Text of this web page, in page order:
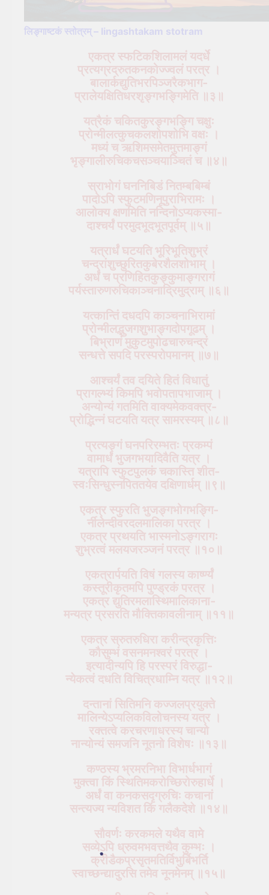
लिङ्गाष्टकं स्तोत्रम् – lingashtakam stotram
एकत्र स्फटिकशिलामलं यदर्धे
प्रत्यग्रद्रुतकनकोज्ज्वलं परत्र ।
बालार्कद्युतिभरपिञ्जरैकभाग-
प्रालेयक्षितिधरश‍ृङ्गभङ्गिमेति ॥३॥
यत्रैकं चकितकुरङ्गभङ्गि चक्षुः
प्रोन्मीलत्कुचकलशोपशोभि वक्षः ।
मध्यं च ऋशिमसमेतमुत्तमाङ्गं
भृङ्गालीरुचिकचसञ्चयाञ्चितं च ॥४॥
स्राभोगं घननिबिडं नितम्बबिम्बं
पादोऽपि स्फुटमणिनूपुराभिरामः ।
आलोक्य क्षणमिति नन्दिनोऽप्यकस्मा-
दाश्चर्यं परमुदभूदभूतपूर्वम् ॥५॥
यत्रार्धं घटयति भूरिभूतिशुभ्रं
चन्द्रांशुच्छुरितकुबेरशैलशोभाम् ।
अर्धं च प्रणिहितकुङ्कुमाङ्गरागं
पर्यस्तारुणरुचिकाञ्चनाद्रिमुद्राम् ॥६॥
यत्कान्तिं दधदपि काञ्चनाभिरामां
प्रोन्मीलद्भुजगशुभाङ्गदोपगूढम् ।
बिभ्राणं मुकुटमुपोढचारुचन्द्रं
सन्धत्ते सपदि परस्परोपमानम् ॥७॥
आश्चर्यं तव दयिते हितं विधातुं
प्रागल्भ्यं किमपि भवोपतापभाजाम् ।
अन्योन्यं गतमिति वाक्यमेकवक्त्र-
प्रोद्भिन्नं घटयति यत्र सामरस्यम् ॥८॥
प्रत्यङ्गं घनपरिरम्भतः प्रकम्पं
वामार्धं भुजगभयादिवैति यत्र ।
यत्रापि स्फुटपुलकं चकास्ति शीत-
स्वःसिन्धुस्नपिततयेव दक्षिणार्धम् ॥९॥
एकत्र स्फुरति भुजङ्गभोगभङ्गि-
र्नीलेन्दीवरदलमालिका परत्र ।
एकत्र प्रथयति भास्मनोऽङ्गरागः
शुभ्रत्वं मलयजरञ्जनं परत्र ॥१०॥
एकत्रार्पयति विषं गलस्य कार्ष्ण्यं
कस्तूरीकृतमपि पुण्ड्रकं परत्र ।
एकत्र द्युतिरमलास्थिमालिकाना-
मन्यत्र प्रसरति मौक्तिकावलीनाम् ॥११॥
एकत्र स्रुतरुधिरा करीन्द्रकृत्तिः
कौसुम्भं वसनमनश्वरं परत्र ।
इत्यादीन्यपि हि परस्परं विरुद्धा-
न्येकत्वं दधति विचित्रधाम्नि यत्र ॥१२॥
दन्तानां सितिमनि कज्जलप्रयुक्ते
मालिन्येऽप्यलिकविलोचनस्य यत्र ।
रक्तत्वे करचरणाधरस्य चान्यो
नान्योन्यं समजनि नूतनो विशेषः ॥१३॥
कण्ठस्य भ्रमरनिभा विभार्धभागं
मुक्त्वा किं स्थितिमकरोच्छिरोरुहार्धे ।
अर्धं वा कनकसदृग्रुचिः कचानां
सन्त्यज्य न्यविशत किं गलैकदेशे ॥१४॥
सौवर्णः करकमले यथैव वामे
सव्येऽपि ध्रुवमभवत्तथैव कुम्भः ।
क्रीडैकप्रसृतमतिर्विभुर्बिभर्ति
स्वाच्छन्द्यादुरसि तमेव नूनमेनम् ॥१५॥